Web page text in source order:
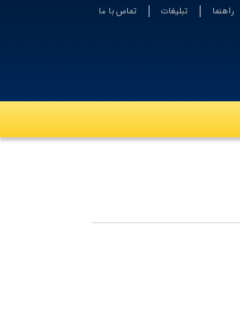
راهنما تبلیغات تماس با ما